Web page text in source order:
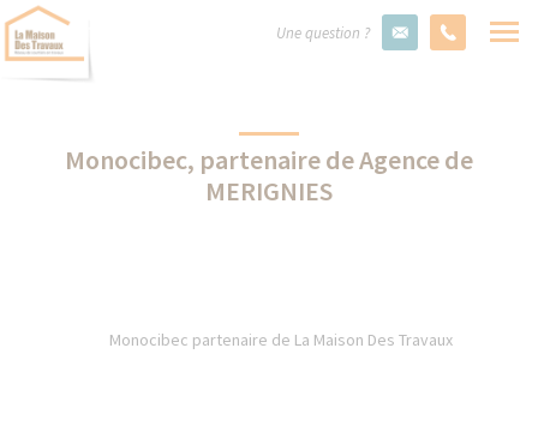
Une question ?
Monocibec, partenaire de Agence de
MERIGNIES
Monocibec partenaire de La Maison Des Travaux